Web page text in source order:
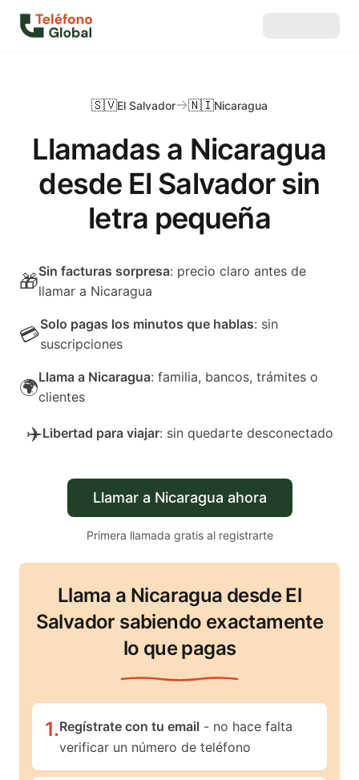
Llamadas a Nicaragua
desde El Salvador sin
letra pequeña
🇸🇻El Salvador 🇳🇮Nicaragua
🎁Sin facturas sorpresa: precio claro antes de
llamar a Nicaragua
💳Solo pagas los minutos que hablas: sin
suscripciones
🌍Llama a Nicaragua: familia, bancos, trámites o
clientes
✈️Libertad para viajar: sin quedarte desconectado
Llamar a Nicaragua ahora
Primera llamada gratis al registrarte
Llama a Nicaragua desde El
Salvador sabiendo exactamente
lo que pagas
1.Regístrate con tu email - no hace falta
verificar un número de teléfono